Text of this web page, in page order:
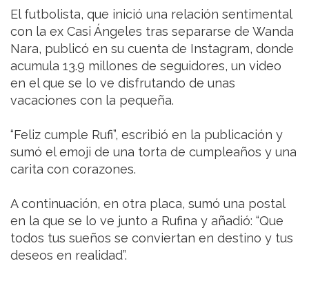
El futbolista, que inició una relación sentimental
con la ex Casi Ángeles tras separarse de Wanda
Nara, publicó en su cuenta de Instagram, donde
acumula 13.9 millones de seguidores, un video
en el que se lo ve disfrutando de unas
vacaciones con la pequeña.
“Feliz cumple Rufi”, escribió en la publicación y
sumó el emoji de una torta de cumpleaños y una
carita con corazones.
A continuación, en otra placa, sumó una postal
en la que se lo ve junto a Rufina y añadió: “Que
todos tus sueños se conviertan en destino y tus
deseos en realidad”.